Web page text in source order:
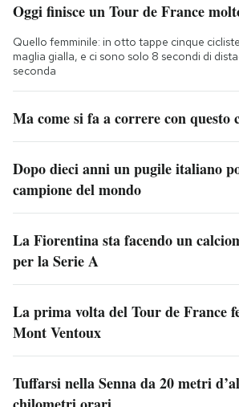
Oggi finisce un Tour de France
Quello femminile: in otto tappe cinque
maglia gialla, e ci sono solo 8 secondi di
seconda
Ma come si fa a correre con questo
Dopo dieci anni un pugile italiano
campione del mondo
La Fiorentina sta facendo un
per la Serie A
La prima volta del Tour de France
Mont Ventoux
Tuffarsi nella Senna da 20 metri